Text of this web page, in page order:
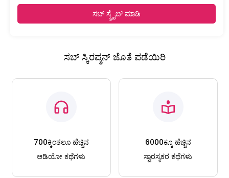
ಸಬ್ ಸ್ಕ್ರೈಬ್ ಮಾಡಿ
ಸಬ್ ಸ್ಕಿರಪ್ಶನ್ ಜೊತೆ ಪಡೆಯಿರಿ
700ಕ್ಕಿಂತಲೂ ಹೆಚ್ಚಿನ
ಆಡಿಯೋ ಕಥೆಗಳು
6000ಕ್ಕೂ ಹೆಚ್ಚಿನ
ಸ್ವಾರಸ್ಯಕರ ಕಥೆಗಳು